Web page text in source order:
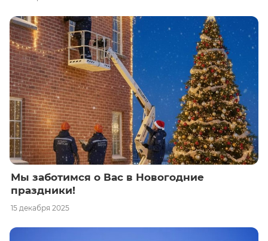
Мы заботимся о Вас в Новогодние
праздники!
15 декабря 2025